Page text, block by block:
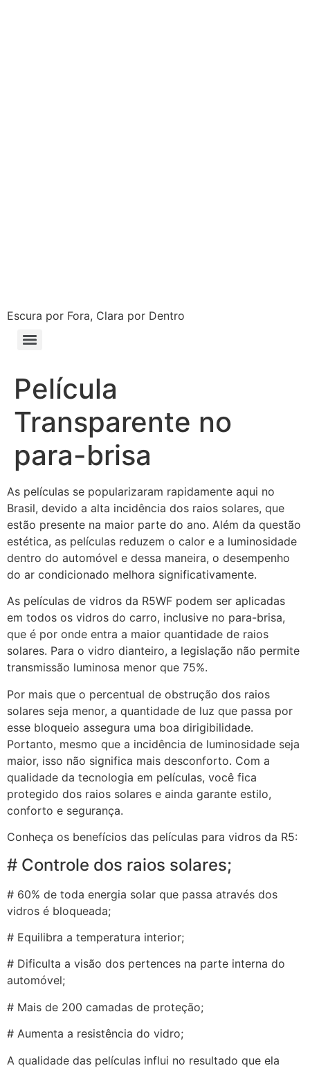
Escura por Fora, Clara por Dentro
Película
Transparente no
para-brisa
As películas se popularizaram rapidamente aqui no
Brasil, devido a alta incidência dos raios solares, que
estão presente na maior parte do ano. Além da questão
estética, as películas reduzem o calor e a luminosidade
dentro do automóvel e dessa maneira, o desempenho
do ar condicionado melhora significativamente.
As películas de vidros da R5WF podem ser aplicadas
em todos os vidros do carro, inclusive no para-brisa,
que é por onde entra a maior quantidade de raios
solares. Para o vidro dianteiro, a legislação não permite
transmissão luminosa menor que 75%.
Por mais que o percentual de obstrução dos raios
solares seja menor, a quantidade de luz que passa por
esse bloqueio assegura uma boa dirigibilidade.
Portanto, mesmo que a incidência de luminosidade seja
maior, isso não significa mais desconforto. Com a
qualidade da tecnologia em películas, você fica
protegido dos raios solares e ainda garante estilo,
conforto e segurança.
Conheça os benefícios das películas para vidros da R5:
# Controle dos raios solares;
# 60% de toda energia solar que passa através dos
vidros é bloqueada;
# Equilibra a temperatura interior;
# Dificulta a visão dos pertences na parte interna do
automóvel;
# Mais de 200 camadas de proteção;
# Aumenta a resistência do vidro;
A qualidade das películas influi no resultado que ela